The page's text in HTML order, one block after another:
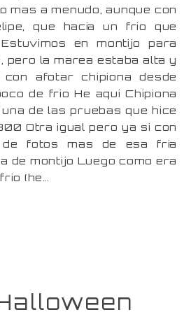
mas a menudo, aunque con
que hacia un frio que
en montijo para
pero la marea estaba alta y
con afotar chipiona desde
de frio He aqui Chipiona
de las pruebas que hice
Otra igual pero ya si con
fotos mas de esa fria
de montijo Luego como era
(he…